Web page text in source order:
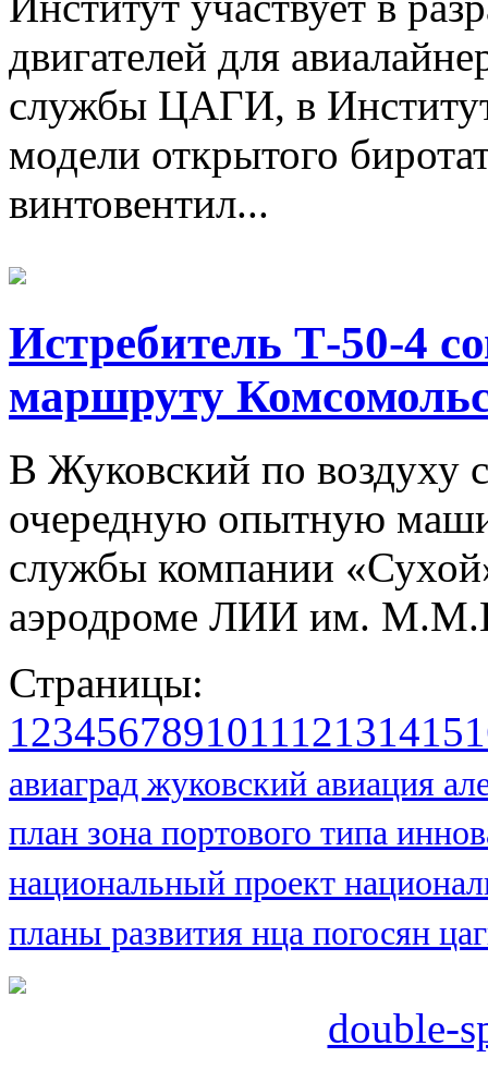
двигателей для
службы ЦАГИ, в
модели открытого
винтовентил...
Истребитель Т-50-4
маршруту
В Жуковский по воздуху
очередную опытную
службы компании
аэродроме ЛИИ им.
Страницы:
123456789101112131415
авиаград жуковский авиация
план зона портового типа
национальный проект
планы развития нца погосян
double-